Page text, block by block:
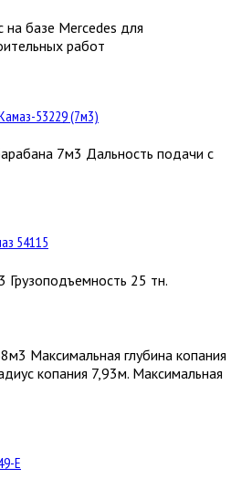
базе Mercedes для
работ
53229 (7м3)
7м3 Дальность подачи с
54115
25 тн.
Максимальная глубина копания
копания 7,93м. Максимальная
Е